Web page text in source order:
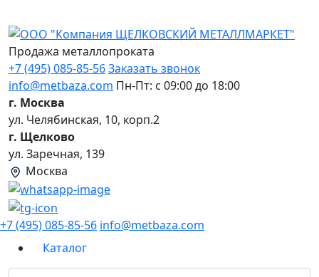
Продажа металлопроката
+7 (495) 085-85-56Заказать звонок
info@metbaza.com Пн-Пт: с 09:00 до 18:00
г. Москва
ул. Челябинская, 10, корп.2
г. Щелково
ул. Заречная, 139
Москва
+7 (495) 085-85-56 info@metbaza.com
Каталог